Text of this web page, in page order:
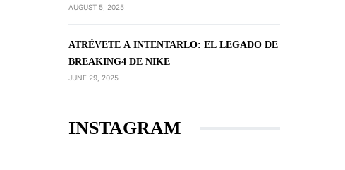
AUGUST 5, 2025
ATRÉVETE A INTENTARLO: EL LEGADO DE
BREAKING4 DE NIKE
JUNE 29, 2025
INSTAGRAM